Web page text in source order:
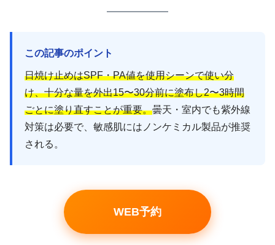
この記事のポイント
日焼け止めはSPF・PA値を使用シーンで使い分
け、十分な量を外出15〜30分前に塗布し2〜3時間
ごとに塗り直すことが重要。曇天・室内でも紫外線
対策は必要で、敏感肌にはノンケミカル製品が推奨
される。
WEB予約